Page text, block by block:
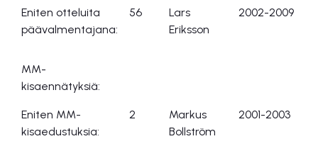
Eniten otteluita
päävalmentajana:
56
Lars
Eriksson
2002-2009
MM-
kisaennätyksiä:
Eniten MM-
kisaedustuksia:
2
Markus
Bollström
2001-2003